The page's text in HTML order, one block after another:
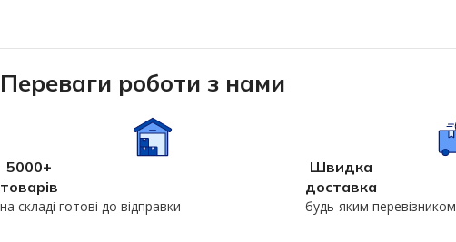
Переваги роботи з нами
5000+
товарів
на складі готові до відправки
Швидка
доставка
будь-яким перевізником